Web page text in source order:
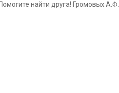
найти друга! Громовых А.Ф.